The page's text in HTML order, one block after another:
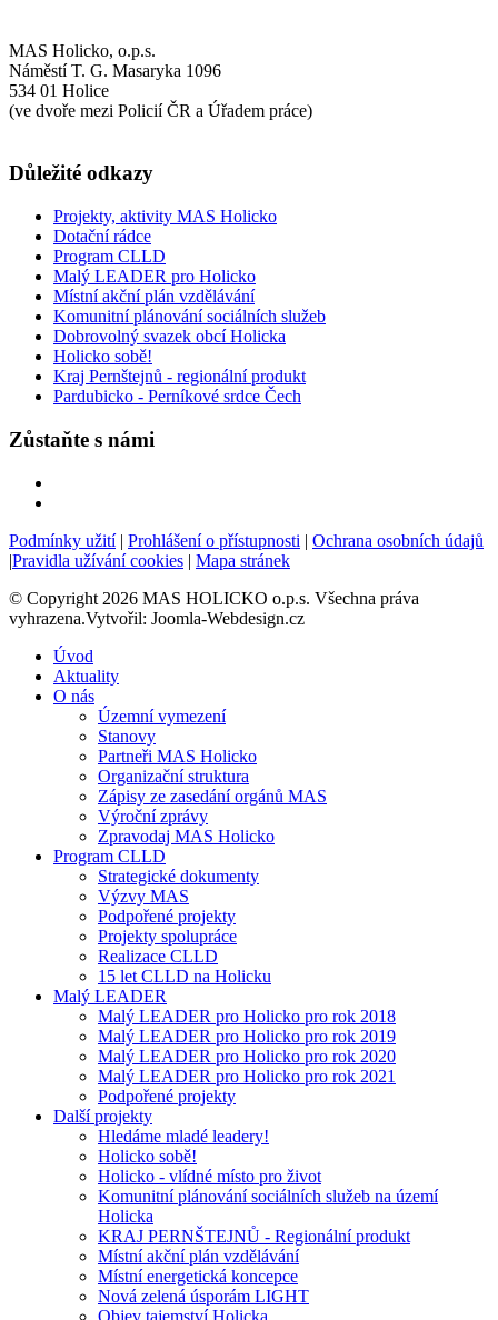
MAS Holicko, o.p.s.
Náměstí T. G. Masaryka 1096
534 01 Holice
(ve dvoře mezi Policií ČR a Úřadem práce)
Důležité odkazy
Projekty, aktivity MAS Holicko
Dotační rádce
Program CLLD
Malý LEADER pro Holicko
Místní akční plán vzdělávání
Komunitní plánování sociálních služeb
Dobrovolný svazek obcí Holicka
Holicko sobě!
Kraj Pernštejnů - regionální produkt
Pardubicko - Perníkové srdce Čech
Zůstaňte s námi
Podmínky užití| Prohlášení o přístupnosti | Ochrana osobních údajů
|Pravidla užívání cookies | Mapa stránek
© Copyright 2026 MAS HOLICKO o.p.s. Všechna práva
vyhrazena.Vytvořil: Joomla-Webdesign.cz
Úvod
Aktuality
O nás
Územní vymezení
Stanovy
Partneři MAS Holicko
Organizační struktura
Zápisy ze zasedání orgánů MAS
Výroční zprávy
Zpravodaj MAS Holicko
Program CLLD
Strategické dokumenty
Výzvy MAS
Podpořené projekty
Projekty spolupráce
Realizace CLLD
15 let CLLD na Holicku
Malý LEADER
Malý LEADER pro Holicko pro rok 2018
Malý LEADER pro Holicko pro rok 2019
Malý LEADER pro Holicko pro rok 2020
Malý LEADER pro Holicko pro rok 2021
Podpořené projekty
Další projekty
Hledáme mladé leadery!
Holicko sobě!
Holicko - vlídné místo pro život
Komunitní plánování sociálních služeb na území
Holicka
KRAJ PERNŠTEJNŮ - Regionální produkt
Místní akční plán vzdělávání
Místní energetická koncepce
Nová zelená úsporám LIGHT
Objev tajemství Holicka